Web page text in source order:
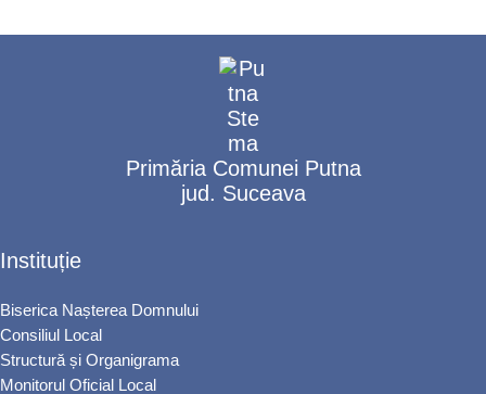
Primăria Comunei Putna
jud. Suceava
Instituție
Biserica Nașterea Domnului
Consiliul Local
Structură și Organigrama
Monitorul Oficial Local